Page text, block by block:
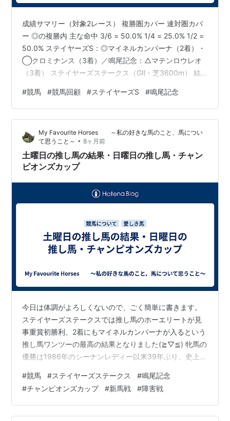
成績サマリー（対象2レース） 複勝圏カバー 連対圏カバ
ー ◎の複勝内 主な命中 3/6 = 50.0% 1/4 = 25.0% 1/2 =
50.0% ステイヤーズS：◎マイネルカンパーナ（2着）・
◯クロミナンス（3着）／鳴尾記念：△マテンロウレオ
（3着） ステイヤーズステークス（GⅡ・芝3600m） 結
ロミナンス〔晴・良〕 当方の印と結果照合（自信度：
B） ◎ マイネルカンパーナ … 2着 ◯ クロミナンス … 3
着 ▲ ピュアキアン … 圏外 △ シルブラン … 圏外 ☆ ワー
プスピード … 圏外 注 ヴュルテンベルク … 圏外 払…
#競馬 #競馬回顧 #ステイヤーズS #鳴尾記念
My Favourite Horses ～私の好きな馬のこと、馬につい
て思うこと～ • 8ヶ月前
土曜日の推し馬の結果・日曜日の推し馬・チャン
ピオンズカップ
今日は体調がよろしくないので、ごく簡単に書きます。
ステイヤーズステークスでは推し馬のホーエリートが見
事重賞初勝利、2着にもマイネルカンパーナが入るという
推し馬ワンツーの最高の結果となりました(≧▽≦) 牝馬の
優勝は1986年のシーナンレディー以来39年ぶり、史上2
馬にまで長距離レースを勝たせてしまうのですね。 鳴尾
記念はオニャンコポンの8着が最高という残念な結果でし
た(T_T) 新馬戦は…。 中山5Rでマイネルラズライトが競
走中止、左第1指関節開放性脱臼で予後不良の診断を受け
#競馬 #ステイヤーズステークス #鳴尾記念
#チャンピオンズカップ #新馬戦 #障害戦